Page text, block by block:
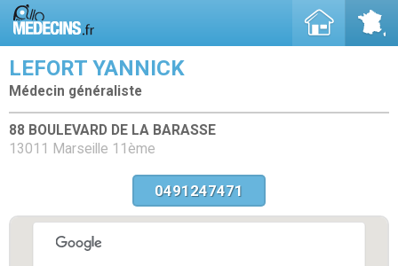
LEFORT YANNICK
Médecin généraliste
88 BOULEVARD DE LA BARASSE
13011 Marseille 11ème
0491247471